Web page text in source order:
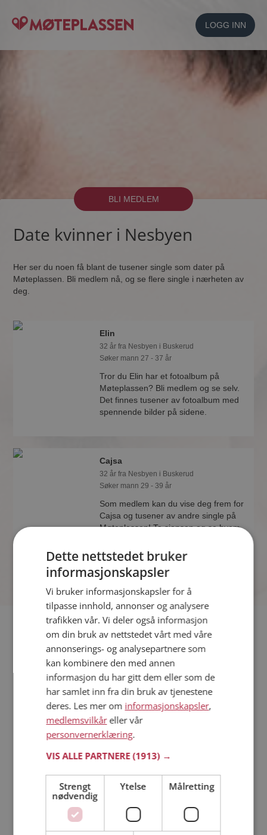
LOGG INN
BLI MEDLEM
Date kvinner i Nesbyen
Her ser du noen få blant de tusener single som dater på
Møteplassen. Bli medlem nå, og se flere single i nærheten av
deg.
Elin
32 år fra Nesbyen i Buskerud
Søker mann 27 - 37 år
Tror du Elin har et fotoalbum på
Møteplassen? Bli medlem og se selv.
Det finnes tusener av fotoalbum med
spennende bilder på sidene.
Cajsa
32 år fra Nesbyen i Buskerud
Søker mann 29 - 39 år
Som medlem kan du vise deg frem for
Cajsa og tusener av andre single på
Møteplassen! Ta sjansen og se hvem
Hvis du søker dating i Nesbyen har du kommet til riktig sted.
På Møteplassen kan du bli medlem og søke blant tusenvis av
datinginteresserte single i Nesbyen
Läs mer
Trinn 1 - Bli medlem og lag en presentasjon
Trinn 2 - Slik fungerer våre søkefunksjoner
Trinn 3 - Tips til hvordan du tar kontakt
Dating på mobilen
Dating på Møteplassen
Nettdatingtips
Dette nettstedet bruker
informasjonskapsler
Vi bruker informasjonskapsler for å
tilpasse innhold, annonser og analysere
trafikken vår. Vi deler også informasjon
om din bruk av nettstedet vårt med våre
annonserings- og analysepartnere som
kan kombinere den med annen
informasjon du har gitt dem eller som de
har samlet inn fra din bruk av tjenestene
deres. Les mer om informasjonskapsler,
medlemsvilkåreller vår
personvernerklæring.
VIS ALLE PARTNERE(1913) →
Strengt
nødvendig
Ytelse Målretting